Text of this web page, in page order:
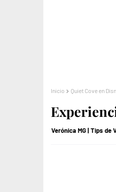
Inicio Quiet Cove en
Verónica MG | Tips de